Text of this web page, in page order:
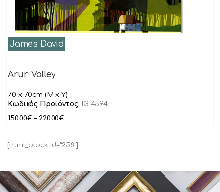
James David
Arun Valley
70 x 70cm (M x Y)
Κωδικός Προϊόντος:
IG 4594
150.00€ – 220.00€
[html_block id="258"]